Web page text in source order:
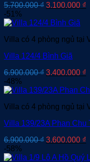
5.700.000₫ Giá
là:
3.100.000 ₫
-51%
Villa có 4 phòng ngủ tại
Villa 124/4 Bình Giã
6.900.000₫ Giá
là:
3.400.000 ₫
-48%
Villa có 4 phòng ngủ tại
Villa 139/23A Phan Chu
6.900.000₫ Giá
là:
3.600.000 ₫
-58%